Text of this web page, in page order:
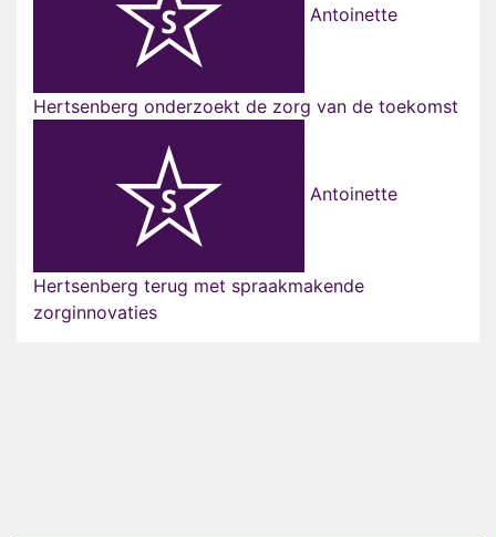
Antoinette
Hertsenberg onderzoekt de zorg van de toekomst
Antoinette
Hertsenberg terug met spraakmakende
zorginnovaties